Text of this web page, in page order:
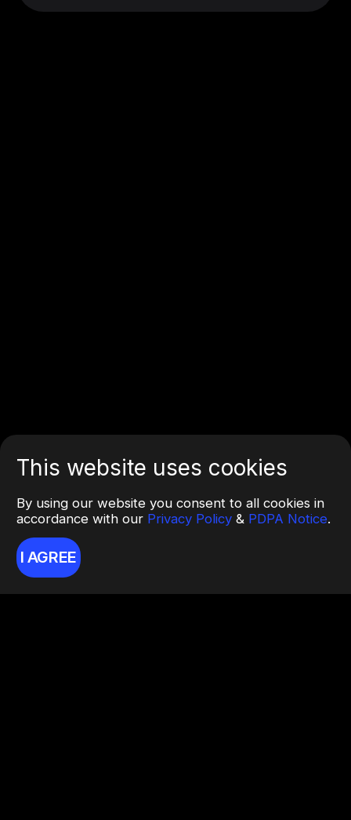
This website uses cookies
By using our website you consent to all cookies in
accordance with our Privacy Policy & PDPA Notice.
I AGREE